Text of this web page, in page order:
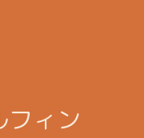
フィン